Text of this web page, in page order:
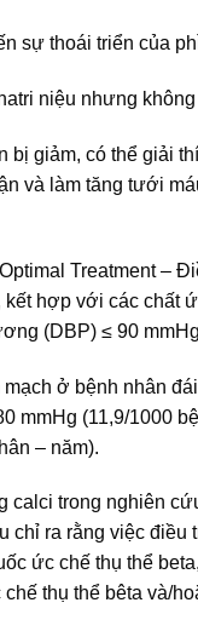
sự thoái triển của
niệu nhưng
bị giảm, có thể giải
và làm tăng tưới
Treatment –
hợp với các chất
(DBP) ≤ 90
ở bệnh nhân
mmHg (11,9/1000
– năm).
calci trong nghiên
chỉ ra rằng việc
ức chế thụ thể
thụ thể bêta và/